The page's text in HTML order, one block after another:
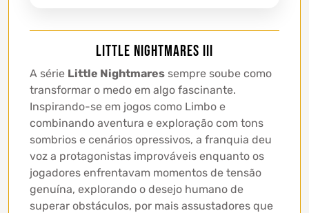
Little Nightmares III
A série Little Nightmares sempre soube como
transformar o medo em algo fascinante.
Inspirando-se em jogos como Limbo e
combinando aventura e exploração com tons
sombrios e cenários opressivos, a franquia deu
voz a protagonistas improváveis enquanto os
jogadores enfrentavam momentos de tensão
genuína, explorando o desejo humano de
superar obstáculos, por mais assustadores que